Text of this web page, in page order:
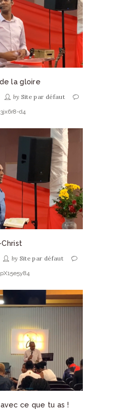
la gloire
by Site par défaut
d4
Christ
by Site par défaut
ce que tu as !